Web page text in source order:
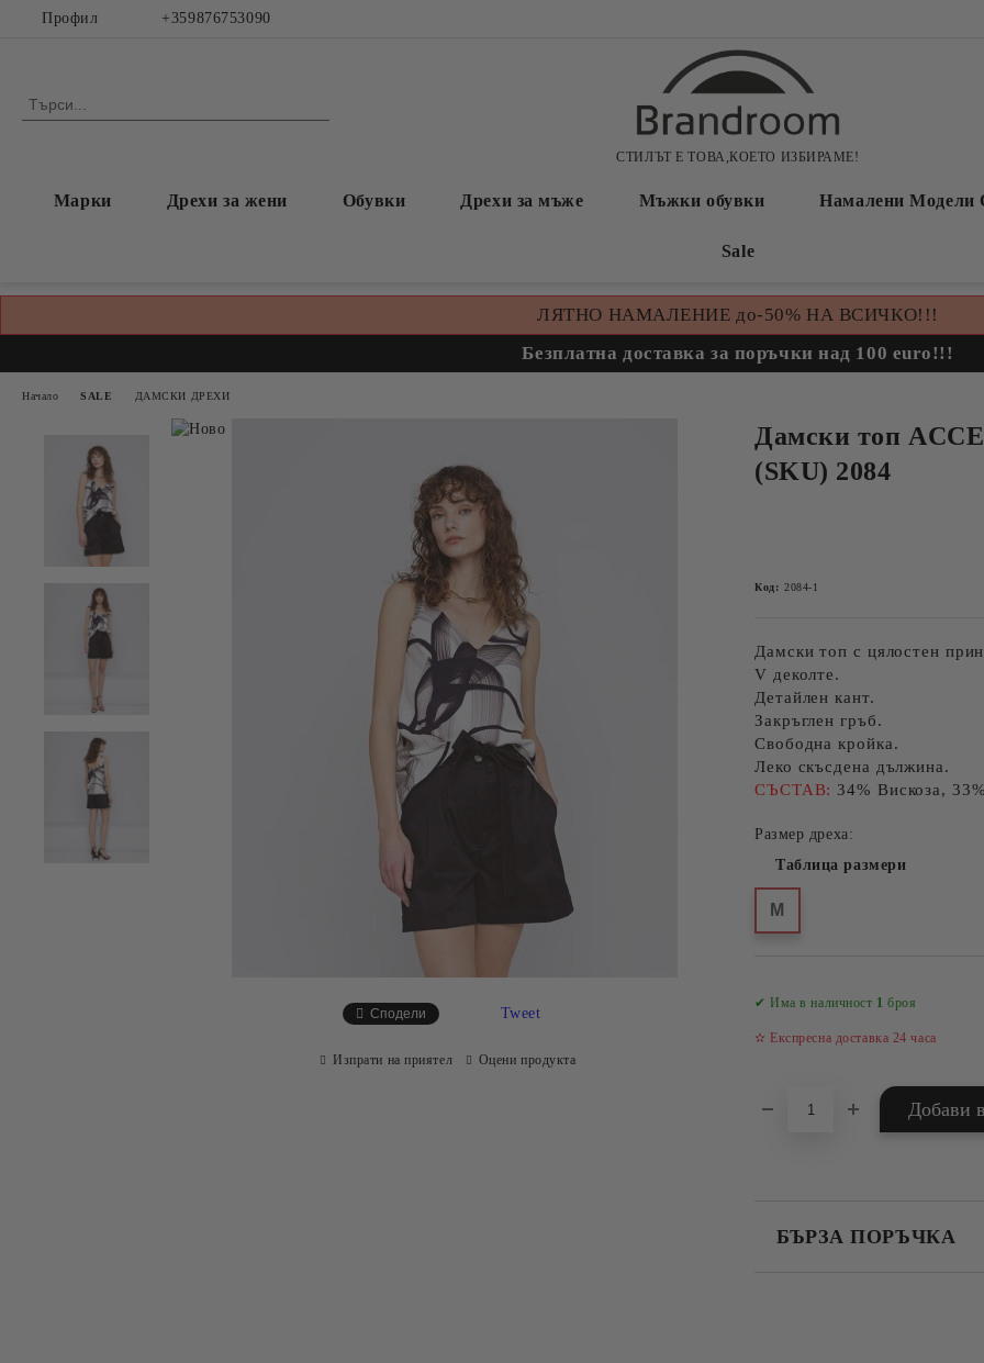
Профил +359876753090
СТИЛЪТ Е ТОВА,КОЕТО ИЗБИРАМЕ!
Марки Дрехи за жени Обувки Дрехи за мъже Мъжки обувки Намалени Модели
Sale
ЛЯТНО НАМАЛЕНИЕ до-50% НА ВСИЧКО!!!
Безплатна доставка за поръчки над 100 euro!!!
Начало SALE ДАМСКИ ДРЕХИ
Дамски топ
(SKU) 2084
Код: 2084-1
Дамски топ с цялостен
V деколте.
Детайлен кант.
Закръглен гръб.
Свободна кройка.
Леко скъсдена дължина.
СЪСТАВ:34% Вискоза,
Размер дреха:
Таблица размери
M
✔ Има в наличност 1 броя
✫ Експресна доставка 24 часа
БЪРЗА ПОРЪЧКА
Сподели Tweet
Изпрати на приятел Оцени продукта